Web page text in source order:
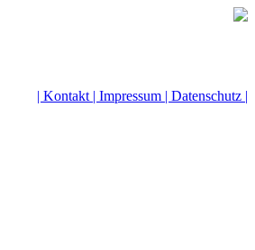
| Kontakt | Impressum | Datenschutz |